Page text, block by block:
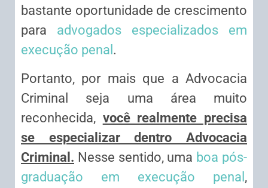
bastante oportunidade de crescimento
para advogados especializados em
execução penal .
Portanto, por mais que a Advocacia
Criminal seja uma área muito
reconhecida, você realmente precisa
se especializar dentro Advocacia
Criminal. Nesse sentido, uma boa pós-
graduação em execução penal ,